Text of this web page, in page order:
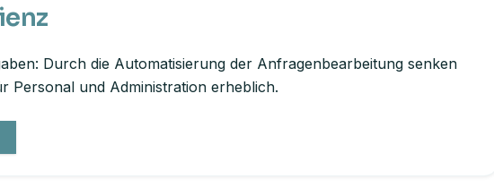
Durch die Automatisierung der Anfragenbearbeitung senken
Personal und Administration erheblich.